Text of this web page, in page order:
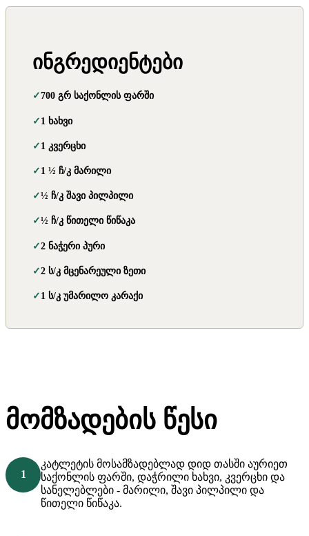
მომზადების წესი
კატლეტის მოსამზადებლად დიდ თასში აურიეთ
საქონლის ფარში, დაჭრილი ხახვი, კვერცხი და
სანელებლები - მარილი, შავი პილპილი და
წითელი წიწაკა.
ინგრედიენტები
700 გრ საქონლის ფარში
1 ხახვი
1 კვერცხი
1 ½ ჩ/კ მარილი
½ ჩ/კ შავი პილპილი
½ ჩ/კ წითელი წიწაკა
2 ნაჭერი პური
2 ს/კ მცენარეული ზეთი
1 ს/კ უმარილო კარაქი